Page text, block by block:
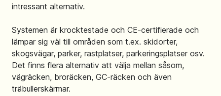
intressant alternativ.
Systemen är krocktestade och CE-certifierade och
lämpar sig väl till områden som t.ex. skidorter,
skogsvägar, parker, rastplatser, parkeringsplatser osv.
Det finns flera alternativ att välja mellan såsom,
vägräcken, broräcken, GC-räcken och även
träbullerskärmar.